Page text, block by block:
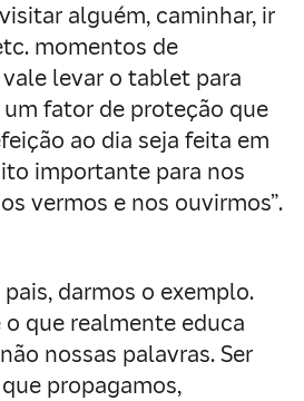
alguém, caminhar, ir
momentos de
levar o tablet para
um fator de proteção que
ao dia seja feita em
importante para nos
vermos e nos ouvirmos”.
darmos o exemplo.
o que realmente educa
nossas palavras. Ser
propagamos,